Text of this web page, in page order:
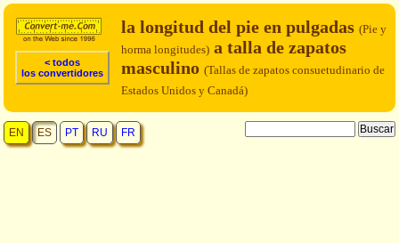
< todos
los convertidores
la longitud del pie en pulgadas (Pie y
horma longitudes) a talla de zapatos
masculino (Tallas de zapatos consuetudinario de
Estados Unidos y Canadá)
EN ES PT RU FR